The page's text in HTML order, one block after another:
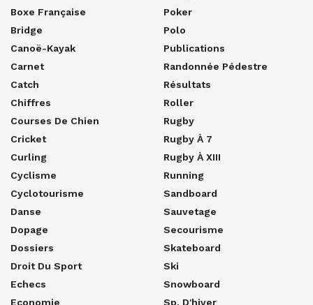
Boxe Française
Bridge
Canoë-Kayak
Carnet
Catch
Chiffres
Courses De Chien
Cricket
Curling
Cyclisme
Cyclotourisme
Danse
Dopage
Dossiers
Droit Du Sport
Echecs
Economie
Poker
Polo
Publications
Randonnée Pédestre
Résultats
Roller
Rugby
Rugby À 7
Rugby À XIII
Running
Sandboard
Sauvetage
Secourisme
Skateboard
Ski
Snowboard
Sp. D'hiver